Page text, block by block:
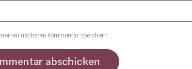
nächsten Kommentar speichern.